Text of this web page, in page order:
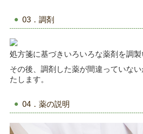
03．調剤
処方箋に基づきいろいろな薬剤を調製
その後、調剤した薬が間違っていな
たします。
04．薬の説明